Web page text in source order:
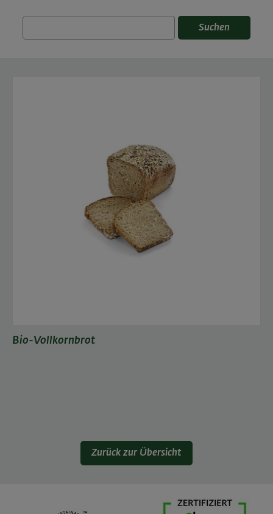
Suchen
Bio-Vollkornbrot
Zurück zur Übersicht